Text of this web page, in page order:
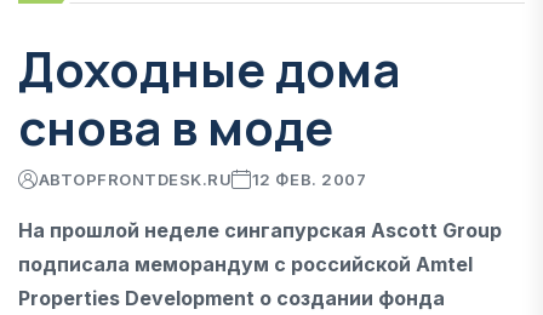
Доходные дома
снова в моде
АВТОРFRONTDESK.RU 12 ФЕВ. 2007
На прошлой неделе сингапурская Ascott Group
подписала меморандум с российской Amtel
Properties Development о создании фонда